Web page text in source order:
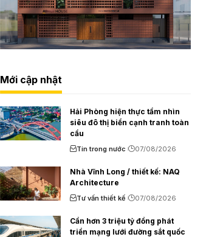
Mới cập nhật
Hải Phòng hiện thực tầm nhìn
siêu đô thị biển cạnh tranh toàn
cầu
Tin trong nước 07/08/2026
Nhà Vĩnh Long / thiết kế: NAQ
Architecture
Tư vấn thiết kế 07/08/2026
Cần hơn 3 triệu tỷ đồng phát
triển mạng lưới đường sắt quốc